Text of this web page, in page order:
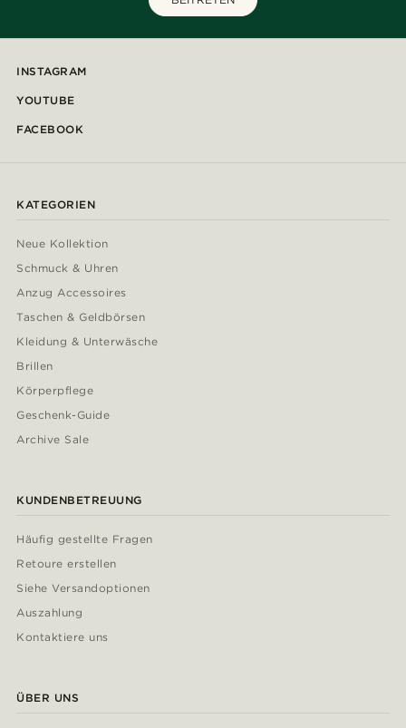
INSTAGRAM
YOUTUBE
FACEBOOK
KATEGORIEN
Neue Kollektion
Schmuck & Uhren
Anzug Accessoires
Taschen & Geldbörsen
Kleidung & Unterwäsche
Brillen
Körperpflege
Geschenk-Guide
Archive Sale
KUNDENBETREUUNG
Häufig gestellte Fragen
Retoure erstellen
Siehe Versandoptionen
Auszahlung
Kontaktiere uns
ÜBER UNS